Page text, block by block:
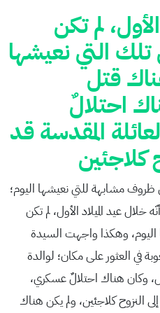
لم تكن
تلك التي نعيشها
قتل
احتلالٌ
المقدسة قد
كلاجئين
مشابهة للتي نعيشها اليوم؛
خلال عيد الميلاد الأول، لم تكن
اليوم، وهكذا واجهت السيدة
في العثور على مكان؛ لوالدة
وكان هناك احتلالٌ عسكري،
النزوح كلاجئين، ولم يكن هناك